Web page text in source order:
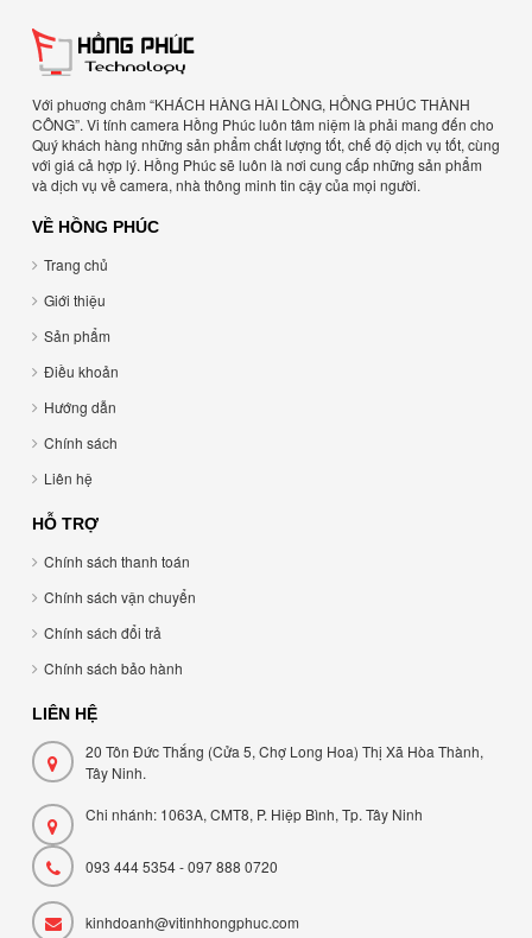
Với phuơng châm “KHÁCH HÀNG HÀI LÒNG, HỒNG PHÚC THÀNH
CÔNG”. Vi tính camera Hồng Phúc luôn tâm niệm là phải mang đến cho
Quý khách hàng những sản phẩm chất lượng tốt, chế độ dịch vụ tốt, cùng
với giá cả hợp lý. Hồng Phúc sẽ luôn là nơi cung cấp những sản phẩm
và dịch vụ về camera, nhà thông minh tin cậy của mọi người.
VỀ HỒNG PHÚC
Trang chủ
Giới thiệu
Sản phẩm
Điều khoản
Hướng dẫn
Chính sách
Liên hệ
HỖ TRỢ
Chính sách thanh toán
Chính sách vận chuyển
Chính sách đổi trả
Chính sách bảo hành
LIÊN HỆ
20 Tôn Đức Thắng (Cửa 5, Chợ Long Hoa) Thị Xã Hòa Thành,
Tây Ninh.
Chi nhánh: 1063A, CMT8, P. Hiệp Bình, Tp. Tây Ninh
093 444 5354 - 097 888 0720
kinhdoanh@vitinhhongphuc.com